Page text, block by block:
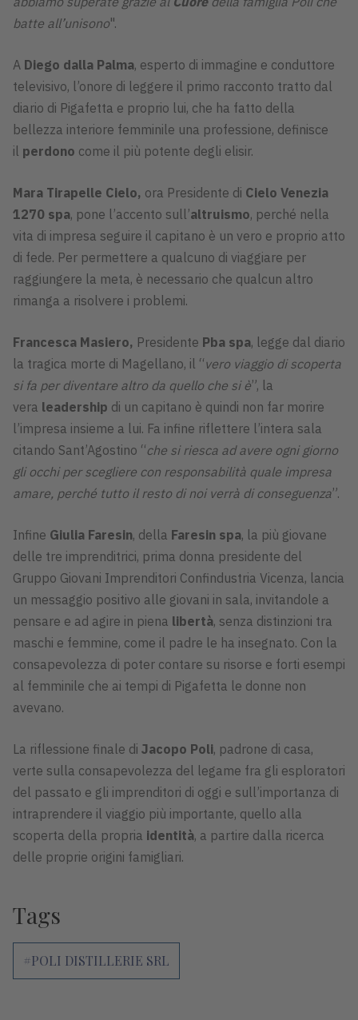
batte all’unisono".
A Diego dalla Palma, esperto di immagine e conduttore
televisivo, l’onore di leggere il primo racconto tratto dal
diario di Pigafetta e proprio lui, che ha fatto della
bellezza interiore femminile una professione, definisce
il perdono come il più potente degli elisir.
Mara Tirapelle Cielo, ora Presidente di Cielo Venezia
1270 spa, pone l’accento sull’altruismo, perché nella
vita di impresa seguire il capitano è un vero e proprio atto
di fede. Per permettere a qualcuno di viaggiare per
raggiungere la meta, è necessario che qualcun altro
rimanga a risolvere i problemi.
Francesca Masiero, Presidente Pba spa, legge dal diario
la tragica morte di Magellano, il “vero viaggio di scoperta
si fa per diventare altro da quello che si è”, la
vera leadership di un capitano è quindi non far morire
l’impresa insieme a lui. Fa infine riflettere l’intera sala
citando Sant’Agostino “che si riesca ad avere ogni giorno
gli occhi per scegliere con responsabilità quale impresa
amare, perché tutto il resto di noi verrà di conseguenza”.
Infine Giulia Faresin, della Faresin spa, la più giovane
delle tre imprenditrici, prima donna presidente del
Gruppo Giovani Imprenditori Confindustria Vicenza, lancia
un messaggio positivo alle giovani in sala, invitandole a
pensare e ad agire in piena libertà, senza distinzioni tra
maschi e femmine, come il padre le ha insegnato. Con la
consapevolezza di poter contare su risorse e forti esempi
al femminile che ai tempi di Pigafetta le donne non
avevano.
La riflessione finale di Jacopo Poli, padrone di casa,
verte sulla consapevolezza del legame fra gli esploratori
del passato e gli imprenditori di oggi e sull’importanza di
intraprendere il viaggio più importante, quello alla
scoperta della propria identità, a partire dalla ricerca
delle proprie origini famigliari.
Tags
#POLI DISTILLERIE SRL